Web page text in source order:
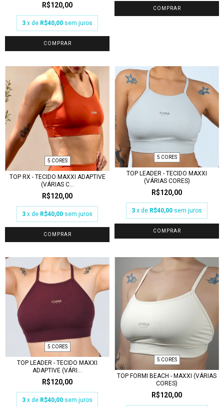
R$120,00
3 x de R$40,00 sem juros
COMPRAR
COMPRAR
5 CORES
TOP RX - TECIDO MAXXI ADAPTIVE
(VÁRIAS C...
R$120,00
3 x de R$40,00 sem juros
COMPRAR
5 CORES
TOP LEADER - TECIDO MAXXI
(VÁRIAS CORES)
R$120,00
3 x de R$40,00 sem juros
COMPRAR
5 CORES
TOP LEADER - TECIDO MAXXI
ADAPTIVE (VÁRI...
R$120,00
3 x de R$40,00 sem juros
5 CORES
TOP FORMI BEACH - MAXXI (VÁRIAS
CORES)
R$120,00